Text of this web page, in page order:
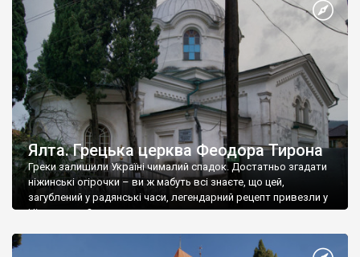
Ялта. Грецька церква Феодора Тирона
Греки залишили Україні чималий спадок. Достатньо згадати
ніжинські огірочки – ви ж мабуть всі знаєте, що цей,
загублений у радянські часи, легендарний рецепт привезли у
Ніжин греки?